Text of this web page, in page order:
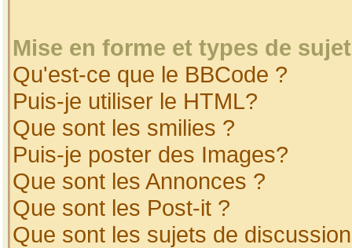
Mise en forme et types de
Qu'est-ce que le BBCode ?
Puis-je utiliser le HTML?
Que sont les smilies ?
Puis-je poster des Images?
Que sont les Annonces ?
Que sont les Post-it ?
Que sont les sujets de